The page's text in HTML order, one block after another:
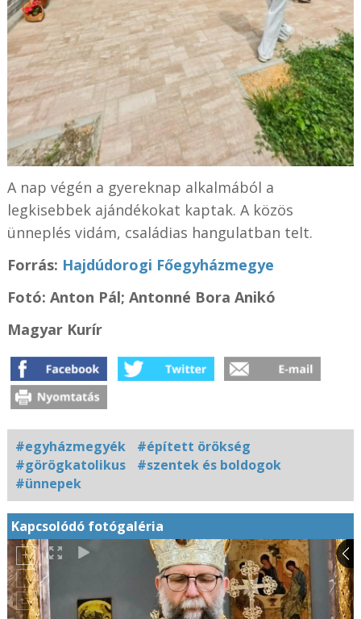
A nap végén a gyereknap alkalmából a
legkisebbek ajándékokat kaptak. A közös
ünneplés vidám, családias hangulatban telt.
Forrás: Hajdúdorogi Főegyházmegye
Fotó: Anton Pál; Antonné Bora Anikó
Magyar Kurír
#egyházmegyék
#épített örökség
#görögkatolikus
#szentek és boldogok
#ünnepek
Kapcsolódó fotógaléria